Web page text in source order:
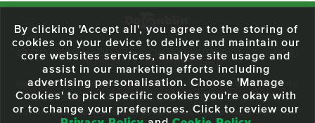
59 O'Connell Street Upper, North City, Dublin 1, D01 RX04 Call:+353 1
703 3024
Email: info@dodublin.ie
We've been entertaining visitors to our town since 1988. We're part of the
fabric of Dublin City and we take great pride in delivering a real and
authentic tour experience to all of our visitors, one steeped in history but
By clicking 'Accept all', you agree to the storing of
cookies on your device to deliver and maintain our
core websites services, analyse site usage and
assist in our marketing efforts including
advertising personalisation. Choose 'Manage
Cookies' to pick specific cookies you're okay with
or to change your preferences. Click to review our